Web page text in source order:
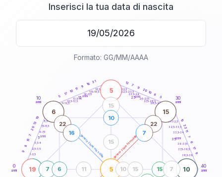
Inserisci la tua data di nascita
Formato: GG/MM/AAAA
generazione maschile generazione femminile
0
anni
10
anni
30
anni
40
anni
1-2,5
2,5-3,5
3,5-4
6-7,5
7,5-8,5
8,5-9
11-12,5
12,5-13,5
13,5-14
16-17,5
17,5-18,5
18,5-19
21-22,5
22,5-23,5
23,5-24
26-27,5
27,5-28,5
28,5-29
31-32,5
32,5-33,5
33,5-34
36-37,5
37,5-38,5
38,5-39
9
8
15
7
20
13
19
5
17
10
11
9
16
21 12 7
9
20 10 8
5
10
22
11
7
6
17
9
19
5
10
5
6 15
15
7
15
7
6
10
10 15
11
15
22
16
22
7
5anni
15 anni 25anni
35anni